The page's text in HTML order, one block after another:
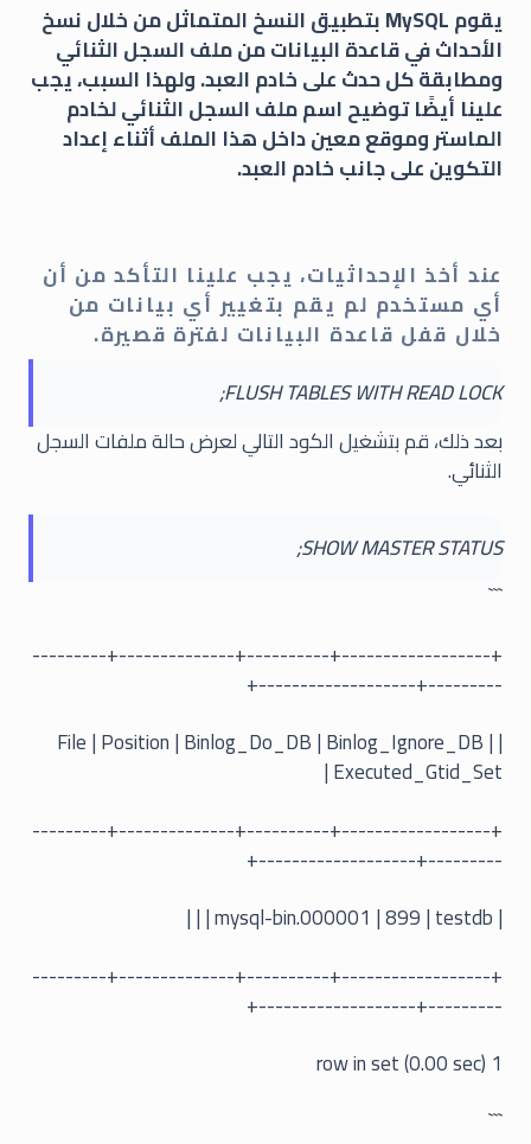
يقوم MySQL بتطبيق النسخ المتماثل من خلال نسخ
الأحداث في قاعدة البيانات من ملف السجل الثنائي
ومطابقة كل حدث على خادم العبد. ولهذا السبب، يجب
علينا أيضًا توضيح اسم ملف السجل الثنائي لخادم
الماستر وموقع معين داخل هذا الملف أثناء إعداد
التكوين على جانب خادم العبد.
عند أخذ الإحداثيات، يجب علينا التأكد من أن
أي مستخدم لم يقم بتغيير أي بيانات من
خلال قفل قاعدة البيانات لفترة قصيرة.
FLUSH TABLES WITH READ LOCK;
بعد ذلك، قم بتشغيل الكود التالي لعرض حالة ملفات السجل
الثنائي.
SHOW MASTER STATUS;
```
+------------------+----------+--------------+---------
---------+-------------------+
| File | Position | Binlog_Do_DB | Binlog_Ignore_DB |
Executed_Gtid_Set |
+------------------+----------+--------------+---------
---------+-------------------+
| mysql-bin.000001 | 899 | testdb | | |
+------------------+----------+--------------+---------
---------+-------------------+
1 row in set (0.00 sec)
```